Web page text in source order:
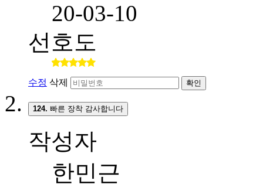
20-03-10
선호도
수정 삭제 확인
124. 빠른 장착 감사합니다
작성자
한민근